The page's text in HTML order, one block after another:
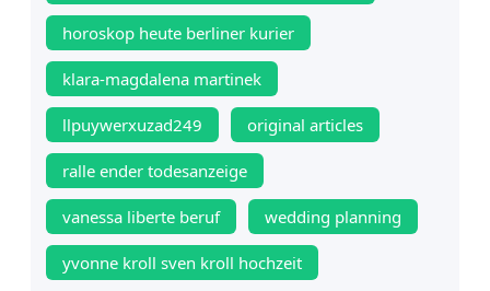
horoskop heute berliner kurier
klara-magdalena martinek
llpuywerxuzad249 original articles
ralle ender todesanzeige
vanessa liberte beruf wedding planning
yvonne kroll sven kroll hochzeit